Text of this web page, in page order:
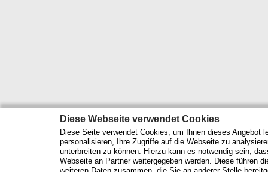
Diese Webseite verwendet Cookies
Diese Seite verwendet Cookies, um Ihnen dieses Angebot
personalisieren, Ihre Zugriffe auf die Webseite zu
unterbreiten zu können. Hierzu kann es notwendig sein,
Webseite an Partner weitergegeben werden. Diese führen